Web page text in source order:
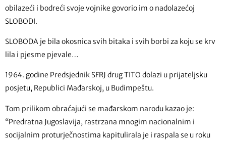
obilazeći i bodreći svoje vojnike govorio im o nadolazećoj
SLOBODI.
SLOBODA je bila okosnica svih bitaka i svih borbi za koju se krv
lila i pjesme pjevale…
1964. godine Predsjednik SFRJ drug TITO dolazi u prijateljsku
posjetu, Republici Mađarskoj, u Budimpeštu.
Tom prilikom obraćajući se mađarskom narodu kazao je:
“Predratna Jugoslavija, rastrzana mnogim nacionalnim i
socijalnim proturječnostima kapitulirala je i raspala se u roku